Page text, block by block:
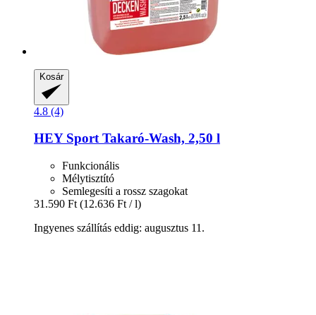
Kosár
4.8 (4)
HEY SportTakaró-​Wash, 2,50 l
Funkcionális
Mélytisztító
Semlegesíti a rossz szagokat
31.590 Ft (12.636 Ft / l)
Ingyenes szállítás eddig: augusztus 11.